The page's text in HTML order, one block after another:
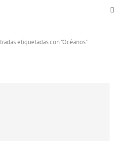
etiquetadas con "Océanos"